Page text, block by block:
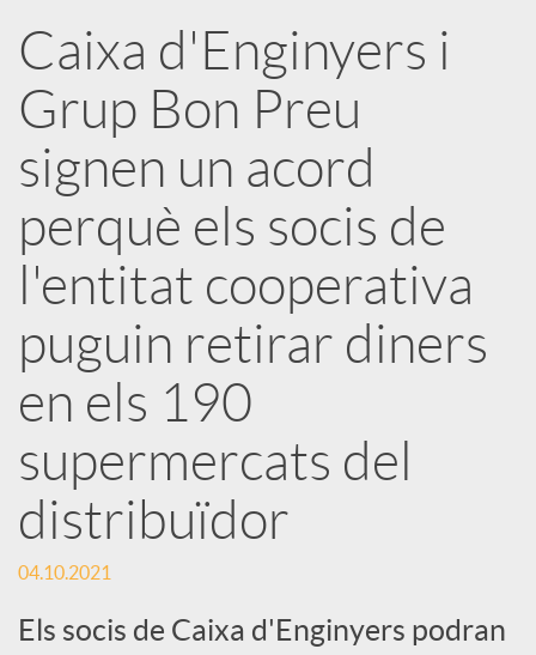
r
x
e
s
S
o
c
i
Caixa d'Enginyers i
Grup Bon Preu
signen un acord
perquè els socis de
l'entitat cooperativa
puguin retirar diners
en els 190
supermercats del
distribuïdor
04.10.2021
Els socis de Caixa d'Enginyers podran